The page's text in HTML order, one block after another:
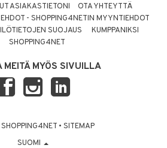
ASIAKASTIETONI
OTA YHTEYTTÄ
EHDOT - SHOPPING4NETIN MYYNTIEHDOT
SUOJAUS
KUMPPANIKSI
SHOPPING4NET
MEITÄ MYÖS SIVUILLA
• SITEMAP
SUOMI